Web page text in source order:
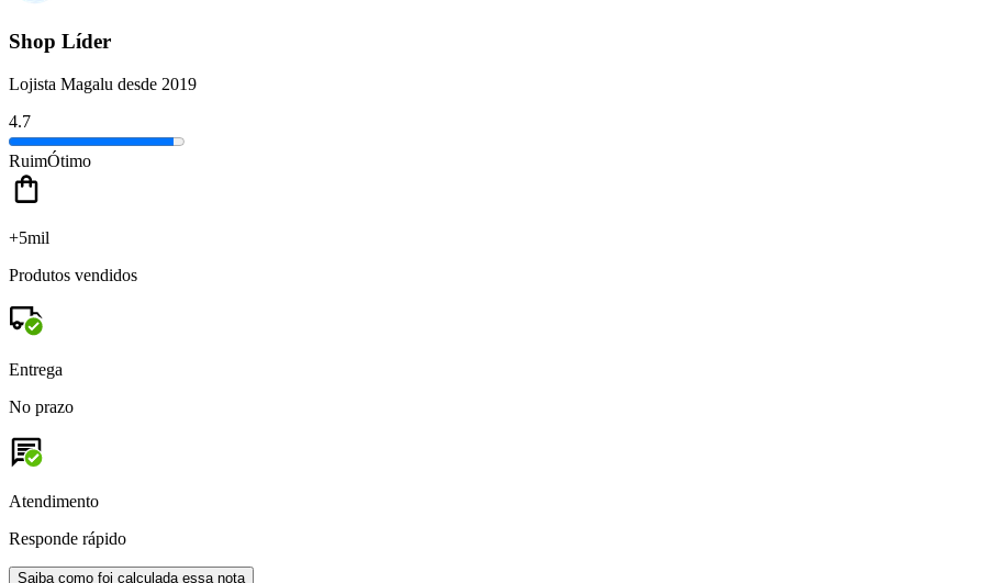
Shop Líder
Lojista Magalu desde 2019
4.7
RuimÓtimo
+5mil
Produtos vendidos
Entrega
No prazo
Atendimento
Responde rápido
Saiba como foi calculada essa nota